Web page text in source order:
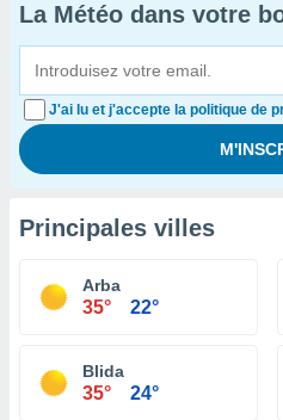
La Météo dans votre
J'ai lu et j'accepte la politique de
Principales villes
Arba
35° 22°
Blida
35° 24°